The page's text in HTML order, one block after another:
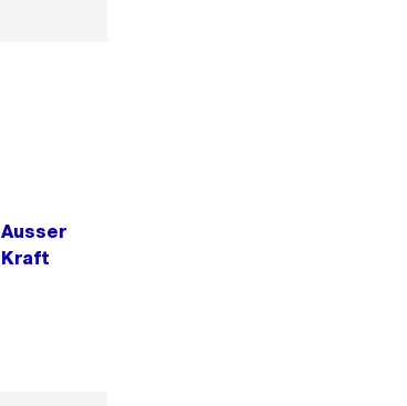
Ausser
Kraft